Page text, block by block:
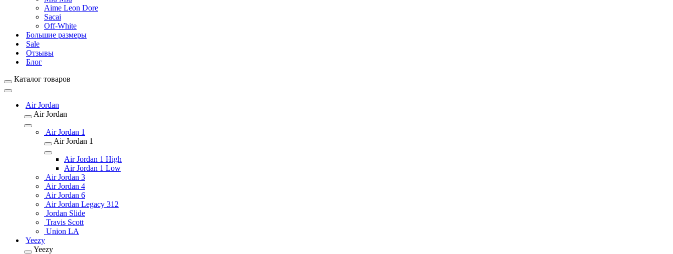
Aime Leon Dore
Sacai
Off-White
Большие размеры
Sale
Отзывы
Блог
Каталог товаров
Air Jordan
Air Jordan
Air Jordan 1
Air Jordan 1
Air Jordan 1 High
Air Jordan 1 Low
Air Jordan 3
Air Jordan 4
Air Jordan 6
Air Jordan Legacy 312
Jordan Slide
Travis Scott
Union LA
Yeezy
Yeezy